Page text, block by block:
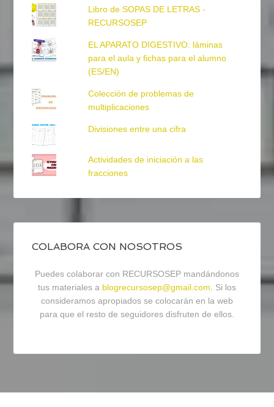
Libro de SOPAS DE LETRAS -
RECURSOSEP
EL APARATO DIGESTIVO: láminas
para el aula y fichas para el alumno
(ES/EN)
Colección de problemas de
multiplicaciones
Divisiones entre una cifra
Actividades de iniciación a las
fracciones
COLABORA CON NOSOTROS
Puedes colaborar con RECURSOSEP mandándonos
tus materiales a blogrecursosep@gmail.com. Si los
consideramos apropiados se colocarán en la web
para que el resto de seguidores disfruten de ellos.